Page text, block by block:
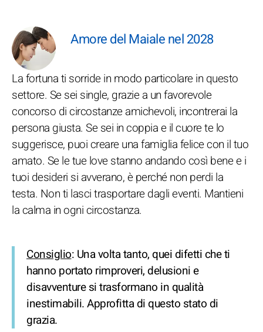
Amore del Maiale nel 2028
La fortuna ti sorride in modo particolare in questo
settore. Se sei single, grazie a un favorevole
concorso di circostanze amichevoli, incontrerai la
persona giusta. Se sei in coppia e il cuore te lo
suggerisce, puoi creare una famiglia felice con il tuo
amato. Se le tue love stanno andando così bene e i
tuoi desideri si avverano, è perché non perdi la
testa. Non ti lasci trasportare dagli eventi. Mantieni
la calma in ogni circostanza.
Consiglio: Una volta tanto, quei difetti che ti
hanno portato rimproveri, delusioni e
disavventure si trasformano in qualità
inestimabili. Approfitta di questo stato di
grazia.